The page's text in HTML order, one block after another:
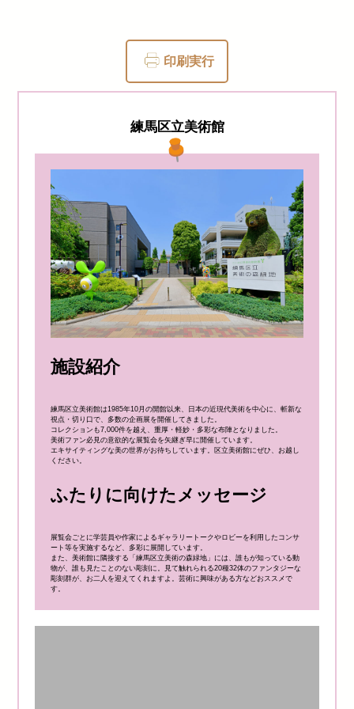
印刷実行
練馬区立美術館
施設紹介
練馬区立美術館は1985年10月の開館以来、日本の近現代美術を中心に、斬新な
視点・切り口で、多数の企画展を開催してきました。
コレクションも7,000件を越え、重厚・軽妙・多彩な布陣となりました。
美術ファン必見の意欲的な展覧会を矢継ぎ早に開催しています。
エキサイティングな美の世界がお待ちしています。区立美術館にぜひ、お越し
ください。
ふたりに向けたメッセージ
展覧会ごとに学芸員や作家によるギャラリートークやロビーを利用したコンサ
ート等を実施するなど、多彩に展開しています。
また、美術館に隣接する「練馬区立美術の森緑地」には、誰もが知っている動
物が、誰も見たことのない彫刻に。見て触れられる20種32体のファンタジーな
彫刻群が、お二人を迎えてくれますよ。芸術に興味がある方などおススメで
す。